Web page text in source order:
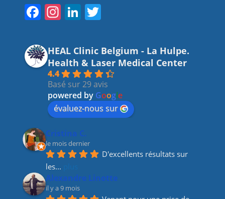
F
a
c
e
b
o
o
k
In
st
a
gr
a
m
Li
n
k
e
dI
n
T
itt
er
HEAL Clinic Belgium - La Hulpe.
Health & Laser Medical Center
4.4
Basé sur 29 avis
powered by Google
évaluez-nous sur
Cristina C.
le mois dernier
D'excellents résultats sur
les... plus
Alexandre Linotte
il y a 9 mois